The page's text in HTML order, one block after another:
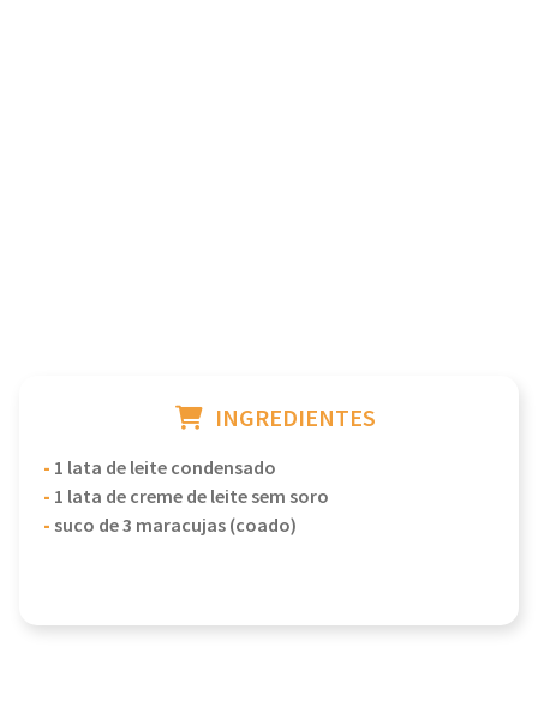
INGREDIENTES
- 1 lata de leite condensado
- 1 lata de creme de leite sem soro
- suco de 3 maracujas (coado)